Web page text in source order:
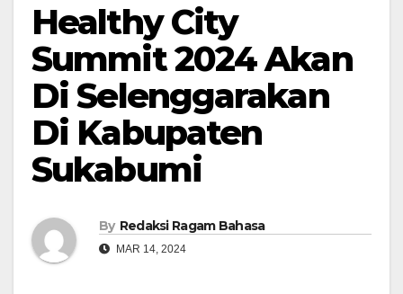
Healthy City
Summit 2024 Akan
Di Selenggarakan
Di Kabupaten
Sukabumi
By Redaksi Ragam Bahasa
MAR 14, 2024